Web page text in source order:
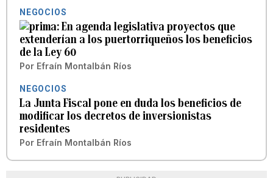
NEGOCIOS
En agenda legislativa proyectos que
extenderían a los puertorriqueños los beneficios
de la Ley 60
Por Efraín Montalbán Ríos
NEGOCIOS
La Junta Fiscal pone en duda los beneficios de
modificar los decretos de inversionistas
residentes
Por Efraín Montalbán Ríos